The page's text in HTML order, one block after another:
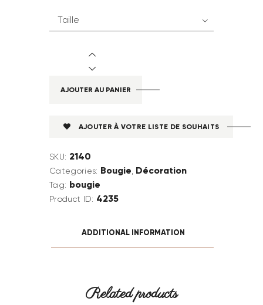
AJOUTER AU PANIER
AJOUTER À VOTRE LISTE DE SOUHAITS
SKU: 2140
Categories: Bougie, Décoration
Tag: bougie
Product ID: 4235
ADDITIONAL INFORMATION
Related products